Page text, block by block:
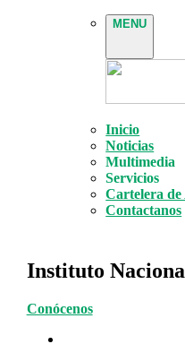
MENU
Inicio
Noticias
Multimedia
Servicios
Cartelera de
Contactanos
Instituto
Conócenos